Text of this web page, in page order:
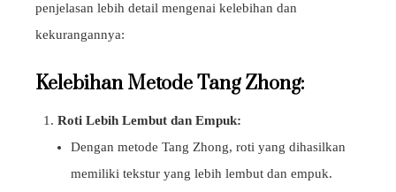
penjelasan lebih detail mengenai kelebihan dan
kekurangannya:
Kelebihan Metode Tang Zhong:
Roti Lebih Lembut dan Empuk:
Dengan metode Tang Zhong, roti yang dihasilkan
memiliki tekstur yang lebih lembut dan empuk.